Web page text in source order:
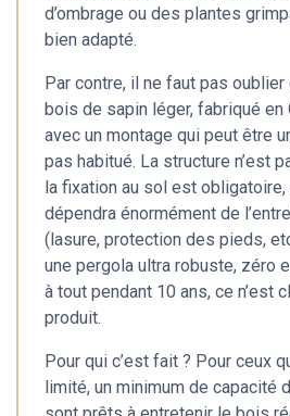
d’ombrage ou des plantes
bien adapté.
Par contre, il ne faut pas oublier
bois de sapin léger, fabriqué en
avec un montage qui peut être
pas habitué. La structure n’est
la fixation au sol est
dépendra énormément de
(lasure, protection des pieds,
une pergola ultra robuste, zéro
à tout pendant 10 ans, ce n’est
produit.
Pour qui c’est fait ? Pour ceux
limité, un minimum de capacité